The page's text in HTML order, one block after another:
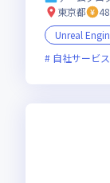
東京都
Unreal
自社サービ